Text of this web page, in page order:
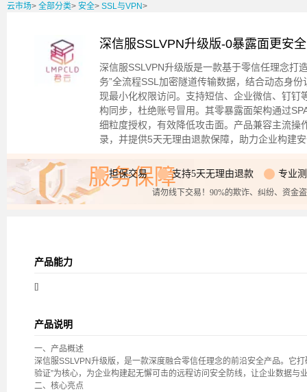
云市场> 全部分类> 安全> SSL与VPN>
深信服SSLVPN升级版-0暴露面更安
深信服SSLVPN升级版是一款基于零信任理念打
务”全流程SSL加密隧道传输数据，结合动态身
现最小化权限访问。支持短信、企业微信、钉钉
构同步，杜绝账号冒用。其零暴露面架构通过
细粒度授权，有效降低攻击面。产品兼容主流操
录，并提供5天无理由退款保障，助力企业构建
服务保障
担保交易 支持5天无理由退款 专业
请勿线下交易！90%的欺诈、纠纷、资金
产品能力
[]
产品说明
一、产品概述
深信服SSLVPN升级版，是一款深度融合零信任理念的前沿安全产品。它
验证”为核心，为企业构建起无懈可击的远程访问安全防线，让企业数据与
二、核心亮点